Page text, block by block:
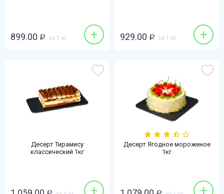
899.00 Р за 1 кг + 929.00 Р за 1 кг +
Десерт Тирамису
классический 1кг
+
Десерт Ягодное мороженое
1кг
+